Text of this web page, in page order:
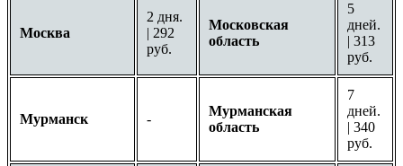
Москва
2 дня.
| 292
руб.
Московская
область
5
дней.
| 313
руб.
Мурманск -
Мурманская
область
7
дней.
| 340
руб.